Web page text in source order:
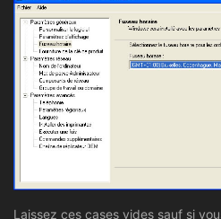
Laissez ces cases vides sauf si